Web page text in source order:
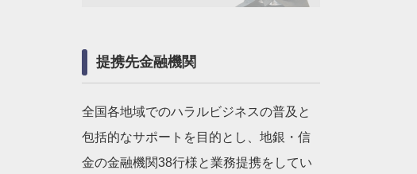
提携先金融機関
全国各地域でのハラルビジネスの普及と
包括的なサポートを目的とし、地銀・信
金の金融機関38行様と業務提携をしてい